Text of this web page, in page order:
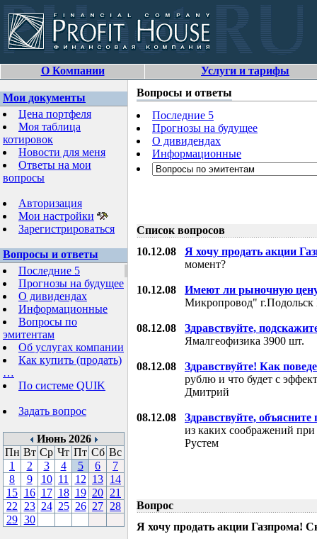
О Компании Услуги и тарифы
Мои документы
Цена портфеля
Моя таблица
котировок
Новости для меня
Ответы на мои
вопросы
Авторизация
Мои настройки
Зарегистрироваться
Вопросы и ответы
Последние 5
Прогнозы на будущее
О дивидендах
Информационные
Вопросы по
эмитентам
Об услугах компании
Как купить (продать)
…
По системе QUIK
Задать вопрос
Июнь 2026
Пн Вт Ср Чт Пт Сб Вс
1
2 3 4 5 6
7
8
9 10 11 12 13 14
15 16 17 18 19 20 21
22
23 24 25 26 27 28
29 30
Вопросы и ответы
Последние 5
Прогнозы на будущее
О дивидендах
Информационные
Список вопросов
10.12.08 Я хочу продать акции
момент?
10.12.08
Имеют ли рыночную
Микропровод"
08.12.08
Здравствуйте,
Ямалгеофизика 3900 шт.
08.12.08
Здравствуйте! Как
рублю и что будет с
Дмитрий
08.12.08
Здравствуйте, объясните
из каких соображений
Рустем
Вопрос
Я хочу продать акции Газпрома!